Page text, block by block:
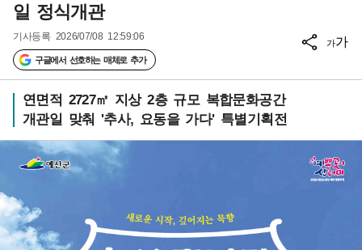
일 정식개관
기사등록 2026/07/08 12:59:06
구글에서 선호하는 매체로 추가
가가
연면적 2727㎡ 지상 2층 규모 복합문화공간
개관일 맞춰 '추사, 요동을 가다' 특별기획전